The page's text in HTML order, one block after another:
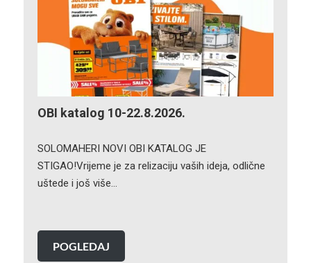
OBI katalog 10-22.8.2026.
SOLOMAHERI NOVI OBI KATALOG JE
STIGAO!Vrijeme je za relizaciju vaših ideja, odlične
uštede i još više…
POGLEDAJ